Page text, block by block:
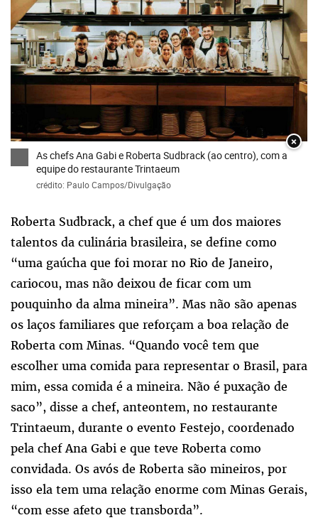
×
As chefs Ana Gabi e Roberta Sudbrack (ao centro), com a
equipe do restaurante Trintaeum
crédito: Paulo Campos/Divulgação
Roberta Sudbrack, a chef que é um dos maiores
talentos da culinária brasileira, se define como
“uma gaúcha que foi morar no Rio de Janeiro,
cariocou, mas não deixou de ficar com um
pouquinho da alma mineira”. Mas não são apenas
os laços familiares que reforçam a boa relação de
Roberta com Minas. “Quando você tem que
escolher uma comida para representar o Brasil, para
mim, essa comida é a mineira. Não é puxação de
saco”, disse a chef, anteontem, no restaurante
Trintaeum, durante o evento Festejo, coordenado
pela chef Ana Gabi e que teve Roberta como
convidada. Os avós de Roberta são mineiros, por
isso ela tem uma relação enorme com Minas Gerais,
“com esse afeto que transborda”.